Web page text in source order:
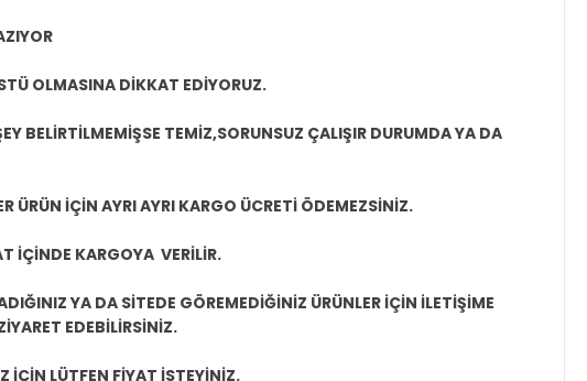
OLMASINA DİKKAT EDİYORUZ.
BELİRTİLMEMİŞSE TEMİZ,SORUNSUZ ÇALIŞIR DURUMDA YA DA
ÜRÜN İÇİN AYRI AYRI KARGO ÜCRETİ ÖDEMEZSİNİZ.
İÇİNDE KARGOYA VERİLİR.
YA DA SİTEDE GÖREMEDİĞİNİZ ÜRÜNLER İÇİN İLETİŞİME
EDEBİLİRSİNİZ.
İÇİN LÜTFEN FİYAT İSTEYİNİZ.